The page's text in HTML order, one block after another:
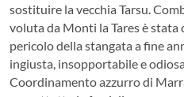
sostituire la vecchia Tarsu.
voluta da Monti la Tares è stata
pericolo della stangata a fine
ingiusta, insopportabile e
Coordinamento azzurro di